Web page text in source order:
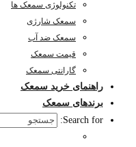
تکنولوژی سمعک ها
سمعک شارژی
سمعک ضد آب
قیمت سمعک
گارانتی سمعک
راهنمای خرید سمعک
برندهای سمعک
Search for: